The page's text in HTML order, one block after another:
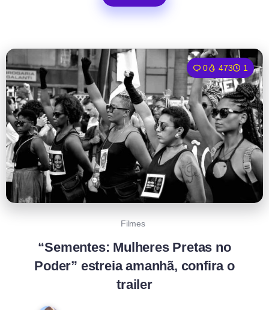
0 473 1
Filmes
“Sementes: Mulheres Pretas no
Poder” estreia amanhã, confira o
trailer